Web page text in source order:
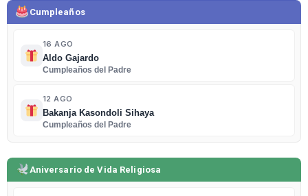
Cumpleaños
16 AGO
Aldo Gajardo
Cumpleaños del Padre
12 AGO
Bakanja Kasondoli Sihaya
Cumpleaños del Padre
Aniversario de Vida Religiosa